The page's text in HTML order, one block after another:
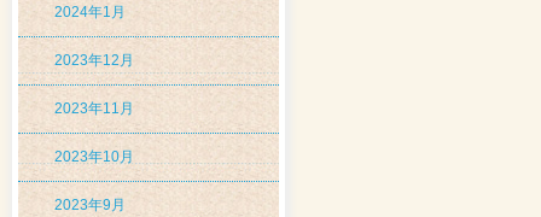
2024年1月
2023年12月
2023年11月
2023年10月
2023年9月